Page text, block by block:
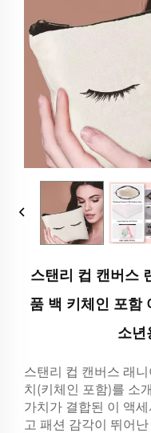
스탠리 컵 캔버스
품 백 키체인 포함
소년
스탠리 컵 캔버스 래
치(키체인 포함)를 소
가치가 결합된 이 액
고 패션 감각이 뛰어